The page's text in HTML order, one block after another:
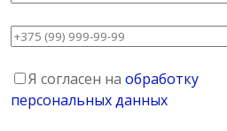
Я согласен на обработку
персональных данных